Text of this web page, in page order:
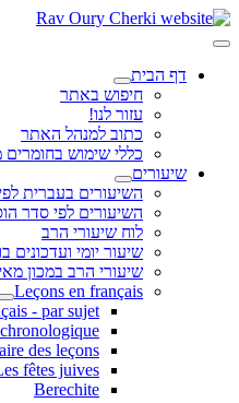
דף הבית
חיפוש באתר
עזור לנו!
כתוב למנהל האתר
כללי שימוש
שיעורים
השיעורים בעברית
השיעורים לפי סדר
לוח שיעורי הרב
שיעור יומי
שיעורי הרב במכון
Leçons en français
- par sujet
des leçons
fêtes juives
Berechite